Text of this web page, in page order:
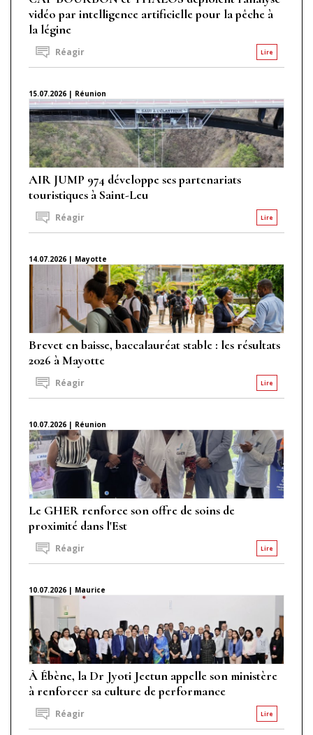
vidéo par intelligence artificielle pour la pêche à
la légine
Lire
Réagir
15.07.2026 | Réunion
AIR JUMP 974 développe ses partenariats
touristiques à Saint-Leu
Lire
Réagir
14.07.2026 | Mayotte
Brevet en baisse, baccalauréat stable : les résultats
2026 à Mayotte
Lire
Réagir
10.07.2026 | Réunion
Le GHER renforce son offre de soins de
proximité dans l'Est
Lire
Réagir
10.07.2026 | Maurice
À Ébène, la Dr Jyoti Jeetun appelle son ministère
à renforcer sa culture de performance
Lire
Réagir